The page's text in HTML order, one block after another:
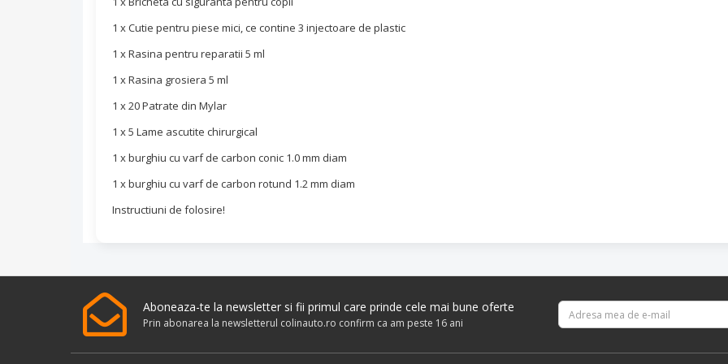
1 x Cutie pentru piese mici, ce contine 3 injectoare de plastic
1 x Rasina pentru reparatii 5 ml
1 x Rasina grosiera 5 ml
1 x 20 Patrate din Mylar
1 x 5 Lame ascutite chirurgical
1 x burghiu cu varf de carbon conic 1.0 mm diam
1 x burghiu cu varf de carbon rotund 1.2 mm diam
Instructiuni de folosire!
Aboneaza-te la newsletter si fii primul care prinde cele mai bune oferte
Prin abonarea la newsletterul colinauto.ro confirm ca am peste 16 ani